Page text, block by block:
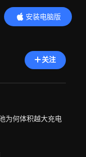
安装电脑版
内容更精彩
关注
为何体积越大充电